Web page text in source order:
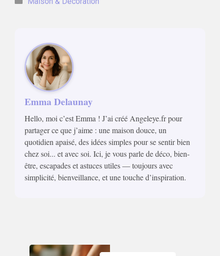
Emma Delaunay
Hello, moi c’est Emma ! J’ai créé Angeleye.fr pour
partager ce que j’aime : une maison douce, un
quotidien apaisé, des idées simples pour se sentir bien
chez soi... et avec soi. Ici, je vous parle de déco, bien-
être, escapades et astuces utiles — toujours avec
simplicité, bienveillance, et une touche d’inspiration.